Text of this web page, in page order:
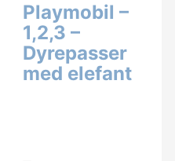
Playmobil –
1,2,3 –
Dyrepasser
med elefant